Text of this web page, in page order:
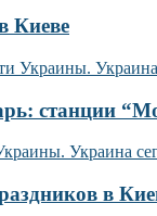
Киеве
станции
в